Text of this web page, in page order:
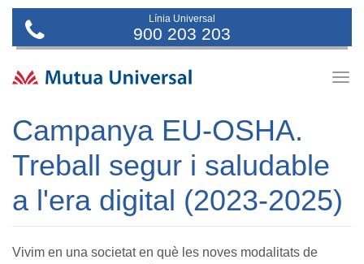
Línia Universal
900 203 203
Campanya EU-OSHA.
Treball segur i saludable
a l'era digital (2023-2025)
Vivim en una societat en què les noves modalitats de